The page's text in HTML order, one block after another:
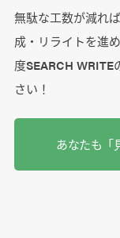
無駄な工数が減れ
成・リライトを進
度SEARCH
さい！
あなたも「